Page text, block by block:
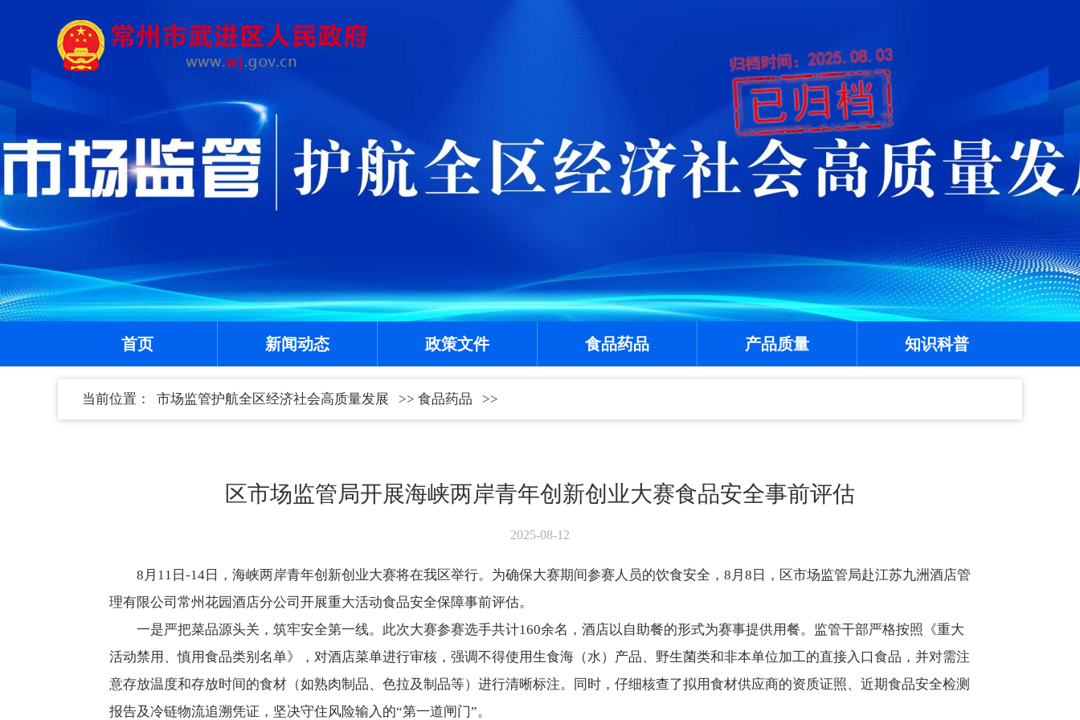
首页 新闻动态 政策文件 食品药品 产品质量 知识科普
当前位置： 市场监管护航全区经济社会高质量发展 >> 食品药品 >>
区市场监管局开展海峡两岸青年创新创业大赛食品安全事前评估
2025-08-12
8月11日-14日，海峡两岸青年创新创业大赛将在我区举行。为确保大赛期间参赛人员的饮食安全，8月8日，区市场监管局赴江苏九洲酒店管
理有限公司常州花园酒店分公司开展重大活动食品安全保障事前评估。
一是严把菜品源头关，筑牢安全第一线。此次大赛参赛选手共计160余名，酒店以自助餐的形式为赛事提供用餐。监管干部严格按照《重大
活动禁用、慎用食品类别名单》，对酒店菜单进行审核，强调不得使用生食海（水）产品、野生菌类和非本单位加工的直接入口食品，并对需注
意存放温度和存放时间的食材（如熟肉制品、色拉及制品等）进行清晰标注。同时，仔细核查了拟用食材供应商的资质证照、近期食品安全检测
报告及冷链物流追溯凭证，坚决守住风险输入的“第一道闸门”。